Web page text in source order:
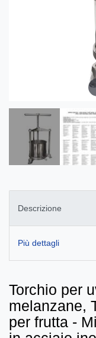
Descrizione
Più dettagli
Torchio per
melanzane,
per frutta -